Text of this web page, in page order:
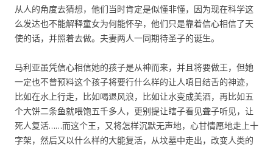
从人的角度去猜想，他们当时肯定是似懂非懂，因为现在科学这
么发达也不能解释童女为何能怀孕，他们只是靠着信心相信了天
使的话，并照着去做。夫妻两人一同期待圣子的诞生。
马利亚虽凭信心相信她的孩子是从神而来，并且将要做王，但她
一定也不曾预料这个孩子将要行什么样的让人嗔目结舌的神迹，
比如在水上行走，比如喝退风浪，比如让水变成美酒，再比如五
个大饼二条鱼就喂饱五千多人，更别提让瞎子看见聋子听见，让
死人复活……而这个王，又将怎样沉默无声地，心甘情愿地走上十
字架，然后又以什么样的大能复活，从坟墓中走出，改变人类的